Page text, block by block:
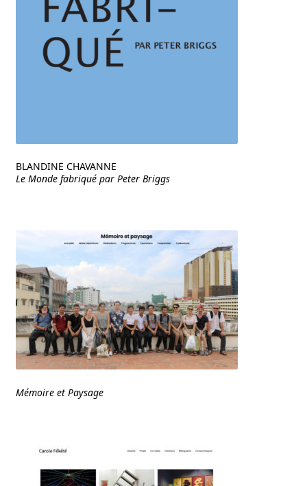
BLANDINE CHAVANNE
Le Monde fabriqué par Peter Briggs
Mémoire et Paysage